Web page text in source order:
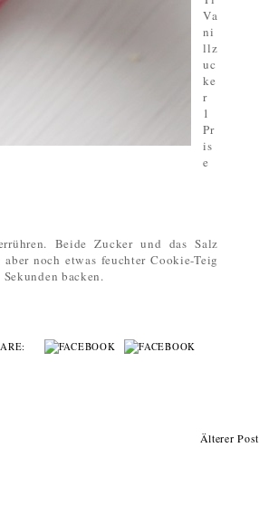
Va
ni
llz
uc
ke
r
1
Pr
is
e
Beide Zucker und das Salz
noch etwas feuchter Cookie-Teig
backen.
Älterer Post